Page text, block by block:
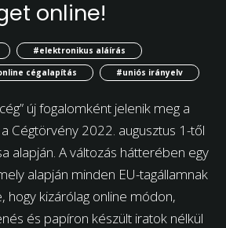
online!
#elektronikus aláírás
cégalapítás #uniós irányelv
új fogalomként jelenik meg a
Cégtörvény 2022. augusztus 1-től
alapján. A változás hátterében egy
alapján minden EU-tagállamnak
hogy kizárólag online módon,
és papíron készült iratok nélkül